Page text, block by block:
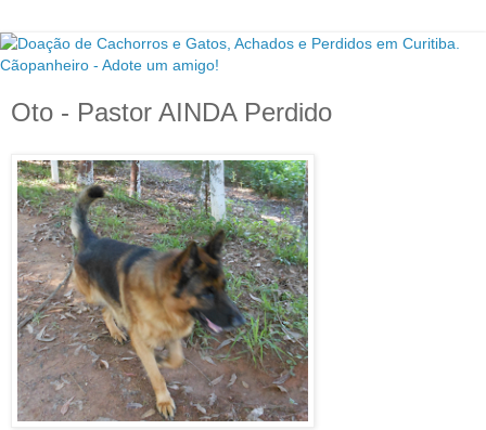
Oto - Pastor AINDA Perdido